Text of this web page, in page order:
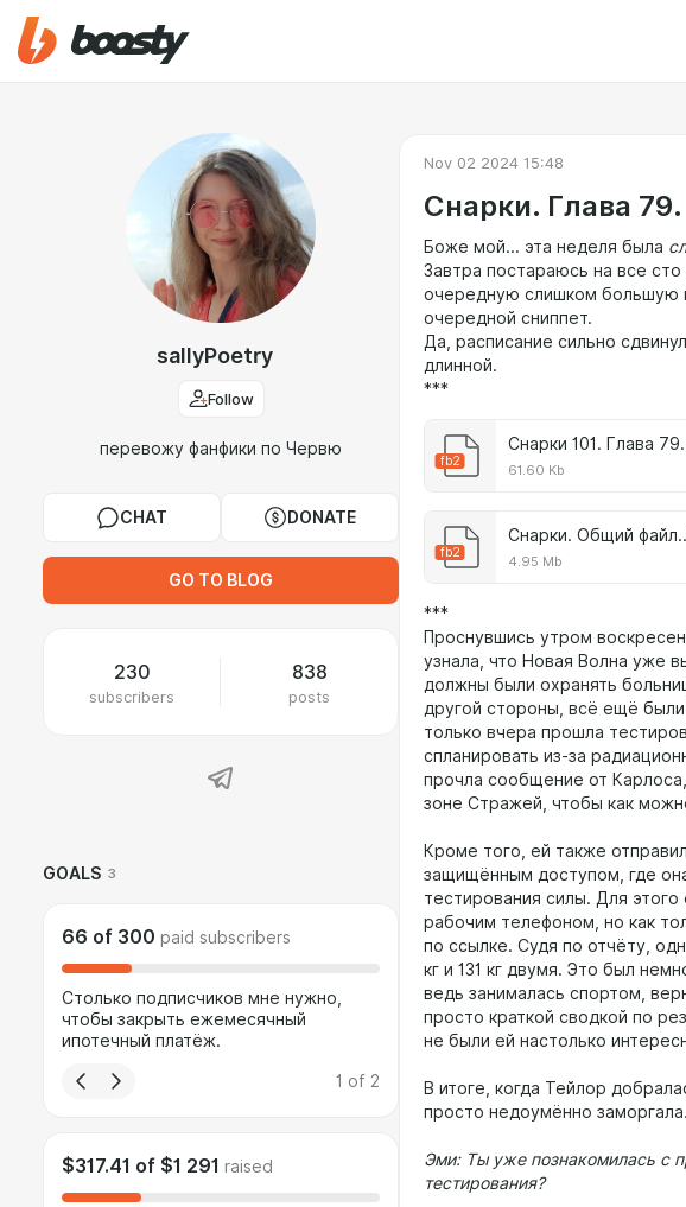
sallyPoetry
Follow
перевожу фанфики по Червю
CHAT DONATE
GO TO BLOG
230
subscribers
838
posts
GOALS 3
66 of 300 paid subscribers
Столько подписчиков мне нужно,
чтобы закрыть ежемесячный
ипотечный платёж.
1 of 2
$317.41 of $1 291 raised
Nov 02 2024 15:48
Снарки. Глава 79.
Боже мой... эта неделя была
Завтра постараюсь на все
очередную слишком большую
очередной сниппет.
Да, расписание сильно
длинной.
***
fb2
Снарки 101. Глава
61.60 Kb
fb2
Снарки. Общий
4.95 Mb
***
Проснувшись утром
узнала, что Новая Волна уже
должны были охранять
другой стороны, всё ещё
только вчера прошла
спланировать из-за
прочла сообщение от
зоне Стражей, чтобы как
Кроме того, ей также
защищённым доступом, где
тестирования силы. Для
рабочим телефоном, но как
по ссылке. Судя по отчёту,
кг и 131 кг двумя. Это был
ведь занималась спортом,
просто краткой сводкой по
не были ей настолько
В итоге, когда Тейлор
просто недоумённо
Эми: Ты уже познакомилась с
тестирования?